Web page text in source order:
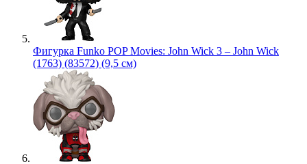
Фигурка Funko POP Movies: John Wick 3 – John Wick
(1763) (83572) (9,5 см)